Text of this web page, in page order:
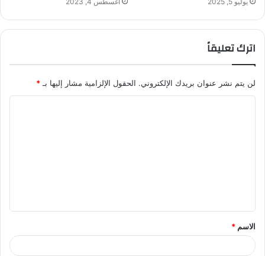
اترك تعليقاً
لن يتم نشر عنوان بريدك الإلكتروني. الحقول الإلزامية مشار إليها بـ*
ق
*
الاسم *